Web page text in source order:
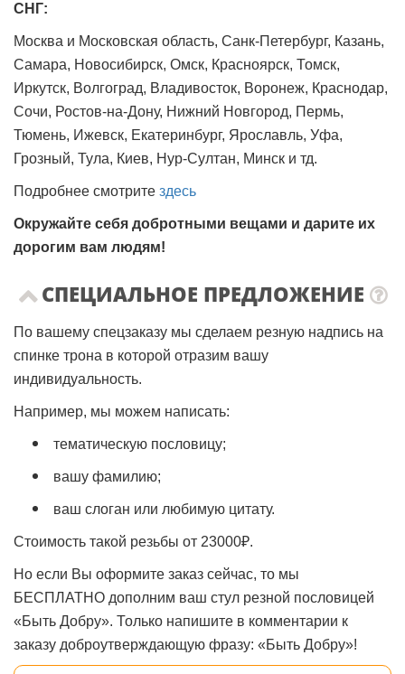
СНГ:
Москва и Московская область, Санк-Петербург, Казань,
Самара, Новосибирск, Омск, Красноярск, Томск,
Иркутск, Волгоград, Владивосток, Воронеж, Краснодар,
Сочи, Ростов-на-Дону, Нижний Новгород, Пермь,
Тюмень, Ижевск, Екатеринбург, Ярославль, Уфа,
Грозный, Тула, Киев, Нур-Султан, Минск и тд.
Подробнее смотрите здесь
Окружайте себя добротными вещами и дарите их
дорогим вам людям!
СПЕЦИАЛЬНОЕ ПРЕДЛОЖЕНИЕ
По вашему спецзаказу мы сделаем резную надпись на
спинке трона в которой отразим вашу
индивидуальность.
Например, мы можем написать:
тематическую пословицу;
вашу фамилию;
ваш слоган или любимую цитату.
Стоимость такой резьбы от 23000₽.
Но если Вы оформите заказ сейчас, то мы
БЕСПЛАТНО дополним ваш стул резной пословицей
«Быть Добру». Только напишите в комментарии к
заказу доброутверждающую фразу: «Быть Добру»!